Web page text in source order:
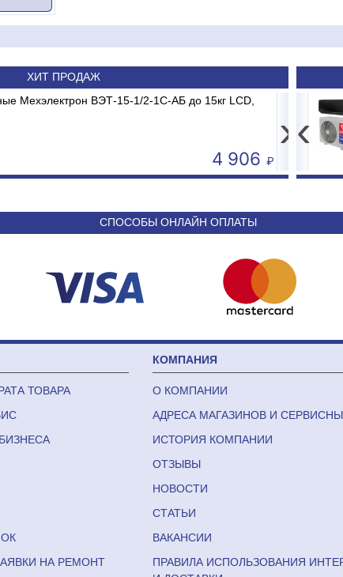
ХИТ ПРОДАЖ
Мехэлектрон ВЭТ-15-1/2-1С-АБ до 15кг LCD,
4 906
›
ABASK ABK/INV-18 MDR/MB2/E1 MADRID INVERTER
50 590
‹
СПОСОБЫ ОНЛАЙН ОПЛАТЫ
ТОВАРА
НА РЕМОНТ
КОМПАНИЯ
О КОМПАНИИ
АДРЕСА МАГАЗИНОВ И
ИСТОРИЯ КОМПАНИИ
ОТЗЫВЫ
НОВОСТИ
СТАТЬИ
ВАКАНСИИ
ПРАВИЛА ИСПОЛЬЗОВАНИЯ